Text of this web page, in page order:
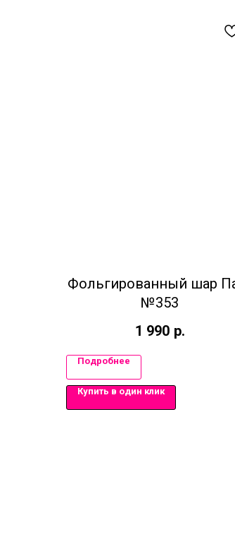
Фольгированный шар
№353
1 990 р.
Подробнее
Купить в один клик